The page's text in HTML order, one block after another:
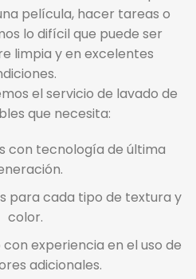
película, hacer tareas o
lo difícil que puede ser
limpia y en excelentes
el servicio de lavado de
que necesita:
con tecnología de última
para cada tipo de textura y
color.
experiencia en el uso de
adicionales.